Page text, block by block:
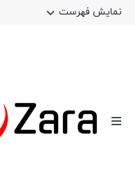
نمایش فهرست